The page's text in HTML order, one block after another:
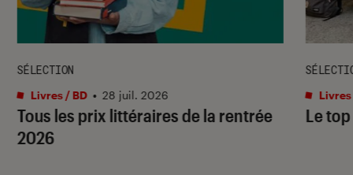
Tous les prix littéraires de la rentrée
2026
SÉLECTION
Livres / BD • 28 juil. 2026
Le
Livres